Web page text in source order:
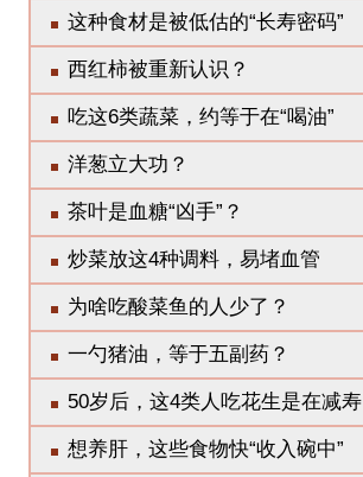
这种食材是被低估的“长寿密码”
西红柿被重新认识？
吃这6类蔬菜，约等于在“喝油”
洋葱立大功？
茶叶是血糖“凶手”？
炒菜放这4种调料，易堵血管
为啥吃酸菜鱼的人少了？
一勺猪油，等于五副药？
50岁后，这4类人吃花生是在减寿
想养肝，这些食物快“收入碗中”